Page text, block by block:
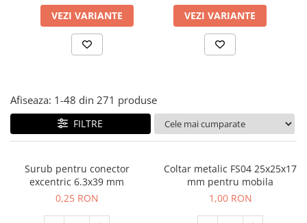
Solutii de curatat & adezivi
Canturi ABS
Clesti/ patenti
Alte scule & unelte
VEZI VARIANTE VEZI VARIANTE
Afiseaza: 1-48 din 271 produse
FILTRE
Surub pentru conector
excentric 6.3x39 mm
0,25 RON
Coltar metalic FS04 25x25x17
mm pentru mobila
1,00 RON